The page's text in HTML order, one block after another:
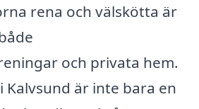
rena och välskötta är
och privata hem.
Kalvsund är inte bara en